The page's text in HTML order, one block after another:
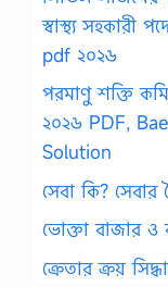
স্বাস্থ্য সহকারী
pdf ২০২৬
পরমাণু শক্তি
২০২৬ PDF,
Solution
সেবা কি? সেবার
ভোক্তা বাজার ও
ক্রেতার ক্রয়